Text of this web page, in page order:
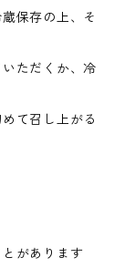
保存の上、そ
ただくか、冷
て召し上がる
があります